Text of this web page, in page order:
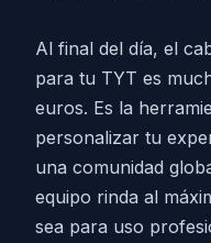
Al final del día, el
para tu TYT es
euros. Es la
personalizar tu
una comunidad
equipo rinda al
sea para uso